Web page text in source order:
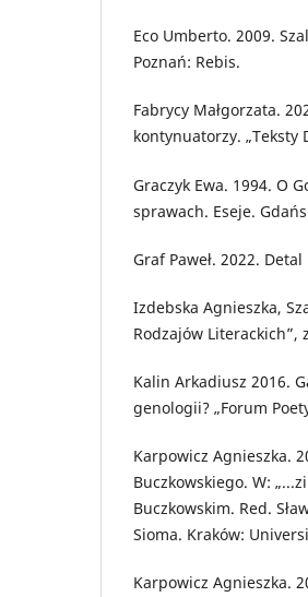
Eco Umberto. 2009.
Poznań: Rebis.
Fabrycy Małgorzata.
kontynuatorzy. „Teksty
Graczyk Ewa. 1994. O
sprawach. Eseje.
Graf Paweł. 2022.
Izdebska Agnieszka,
Rodzajów Literackich”,
Kalin Arkadiusz 2016.
genologii? „Forum
Karpowicz Agnieszka.
Buczkowskiego. W:
Buczkowskim. Red.
Sioma. Kraków:
Karpowicz Agnieszka.